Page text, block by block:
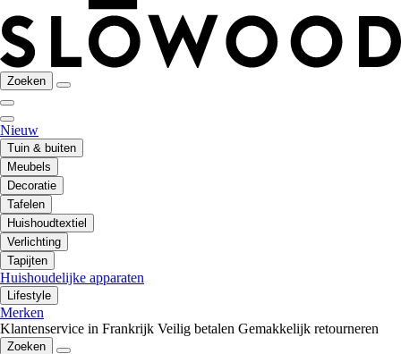
Zoeken
Nieuw
Tuin & buiten
Meubels
Decoratie
Tafelen
Huishoudtextiel
Verlichting
Tapijten
Huishoudelijke apparaten
Lifestyle
Merken
Klantenservice in Frankrijk Veilig betalen Gemakkelijk retourneren
Zoeken